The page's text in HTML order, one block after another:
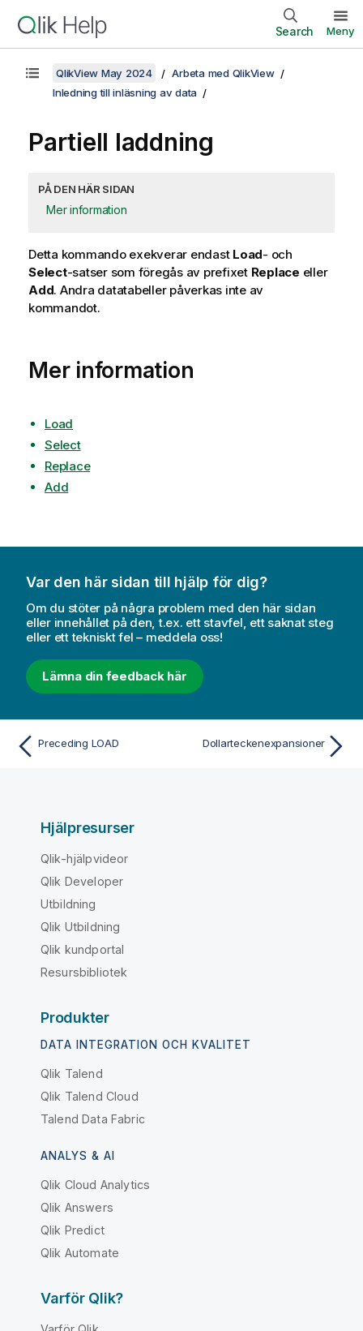
Search Meny
QlikView May 2024
Arbeta med QlikView
Inledning till inläsning av data
Partiell laddning
PÅ DEN HÄR SIDAN
Mer information
Detta kommando exekverar endast Load- och
Select-satser som föregås av prefixet Replace eller
Add. Andra datatabeller påverkas inte av
kommandot.
Mer information
Load
Select
Replace
Add
Var den här sidan till hjälp för dig?
Om du stöter på några problem med den här sidan
eller innehållet på den, t.ex. ett stavfel, ett saknat steg
eller ett tekniskt fel – meddela oss!
Lämna din feedback här
Preceding LOAD Dollarteckenexpansioner
Hjälpresurser
Qlik-hjälpvideor
Qlik Developer
Utbildning
Qlik Utbildning
Qlik kundportal
Resursbibliotek
Produkter
DATA INTEGRATION OCH KVALITET
Qlik Talend
Qlik Talend Cloud
Talend Data Fabric
ANALYS & AI
Qlik Cloud Analytics
Qlik Answers
Qlik Predict
Qlik Automate
Varför Qlik?